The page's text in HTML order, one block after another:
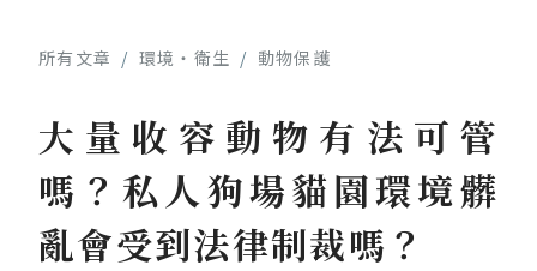
所有文章 / 環境‧衛生 / 動物保護
大量收容動物有法可管
嗎？私人狗場貓園環境髒
亂會受到法律制裁嗎？